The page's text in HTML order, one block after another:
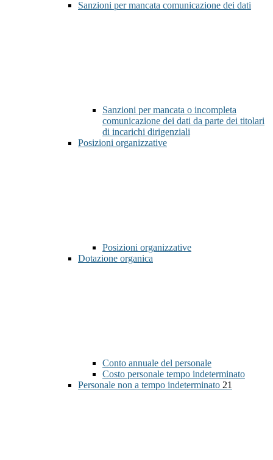
Sanzioni per mancata comunicazione dei dati
Sanzioni per mancata o incompleta
comunicazione dei dati da parte dei titolari
di incarichi dirigenziali
Posizioni organizzative
Posizioni organizzative
Dotazione organica
Conto annuale del personale
Costo personale tempo indeterminato
Personale non a tempo indeterminato 21